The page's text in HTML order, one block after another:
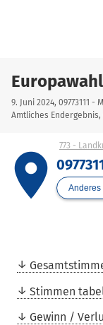
9. Juni 2024, 09773111 -
Amtliches Endergebnis,
place
773 -
Anderes
Stimmen
Gewinn /